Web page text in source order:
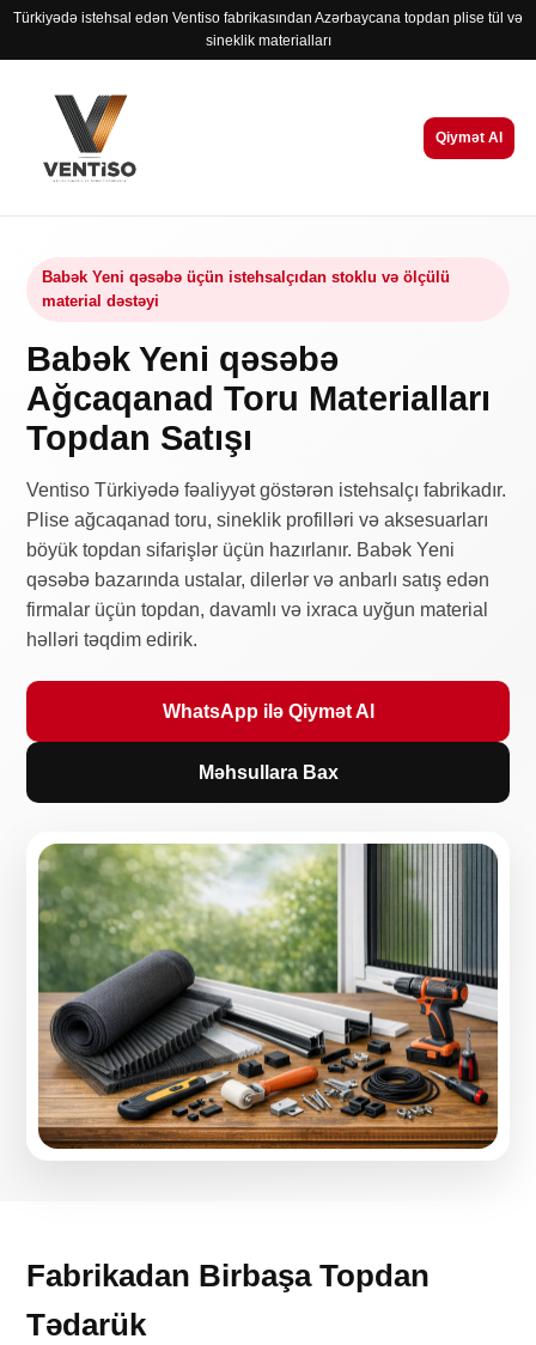
Türkiyədə istehsal edən Ventiso fabrikasından Azərbaycana topdan plise tül və
sineklik materialları
Qiymət Al
Babək Yeni qəsəbə üçün istehsalçıdan stoklu və ölçülü
material dəstəyi
Babək Yeni qəsəbə
Ağcaqanad Toru Materialları
Topdan Satışı
Ventiso Türkiyədə fəaliyyət göstərən istehsalçı fabrikadır.
Plise ağcaqanad toru, sineklik profilləri və aksesuarları
böyük topdan sifarişlər üçün hazırlanır. Babək Yeni
qəsəbə bazarında ustalar, dilerlər və anbarlı satış edən
firmalar üçün topdan, davamlı və ixraca uyğun material
həlləri təqdim edirik.
WhatsApp ilə Qiymət Al
Məhsullara Bax
Fabrikadan Birbaşa Topdan
Tədarük